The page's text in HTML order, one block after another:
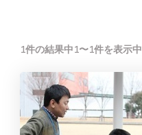
1件の結果中1〜1件を表示中